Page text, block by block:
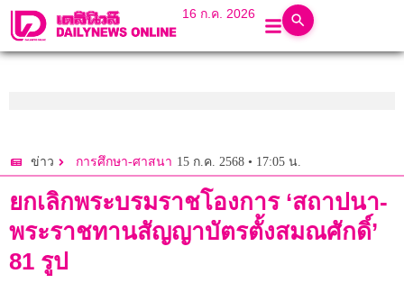
16 ก.ค. 2026
ข่าว การศึกษา-ศาสนา 15 ก.ค. 2568 • 17:05 น.
ยกเลิกพระบรมราชโองการ ‘สถาปนา-
พระราชทานสัญญาบัตรตั้งสมณศักดิ์’
81 รูป